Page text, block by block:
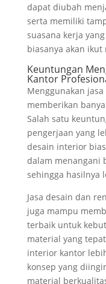
dapat diubah
serta memiliki
suasana kerja
biasanya akan ikut
Keuntungan
Kantor
Menggunakan
memberikan
Salah satu
pengerjaan yang
desain interior
dalam menangani
sehingga hasilnya
Jasa desain dan
juga mampu
terbaik untuk
material yang
interior kantor
konsep yang
material